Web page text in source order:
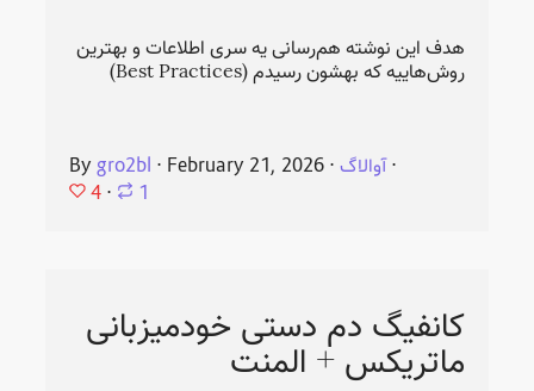
هدف این نوشته هم‌رسانی یه سری اطلاعات و بهترین
روش‌هاییه که بهشون رسیدم (Best Practices)
Bygro2bl ⋅ February 21, 2026 ⋅آوالاگ⋅
4 ⋅ 1
کانفیگ دم دستی خودمیزبانی
ماتریکس + المنت